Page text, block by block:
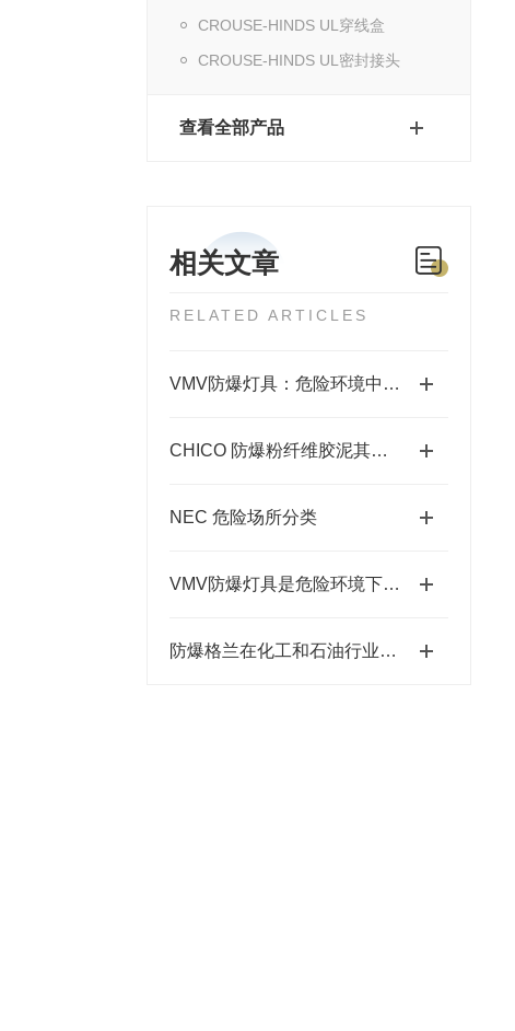
CROUSE-HINDS UL穿线盒
CROUSE-HINDS UL密封接头
查看全部产品
相关文章
RELATED ARTICLES
VMV防爆灯具：危险环境中的安全照明使者
CHICO 防爆粉纤维胶泥其出色的防爆性能在许多领域发挥着重要的作用
NEC 危险场所分类
VMV防爆灯具是危险环境下的光明守护者
防爆格兰在化工和石油行业中的关键作用与安全保障